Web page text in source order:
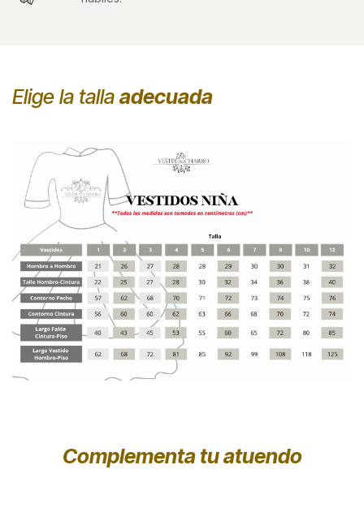
Elige la talla adecuada
Complementa tu atuendo